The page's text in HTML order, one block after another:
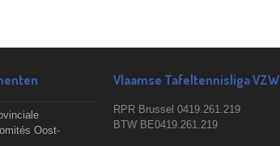
Oost-
Vlaamse Tafeltennisliga VZW
RPR Brussel 0419.261.219
BTW BE0419.261.219